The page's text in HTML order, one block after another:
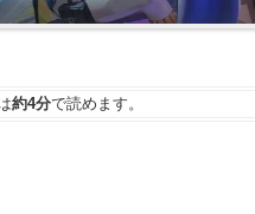
約4分で読めます。